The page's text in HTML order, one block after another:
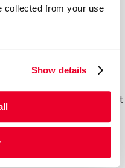
collected from your use
Show details
bei
DaklaPack tragen nicht
auch zu einer
Ob Sie sich für die
Modelle oder
wir streben bei jeder